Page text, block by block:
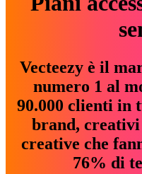
Vecteezy è il
numero 1 al
90.000 clienti in
brand,
creative che
76% di